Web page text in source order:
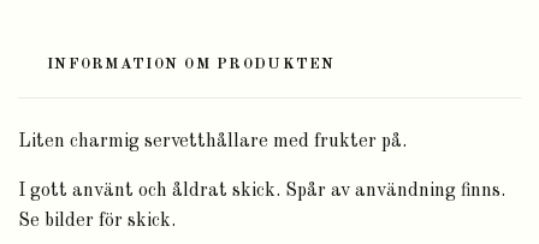
INFORMATION OM PRODUKTEN
Liten charmig servetthållare med frukter på.
I gott använt och åldrat skick. Spår av användning finns.
Se bilder för skick.